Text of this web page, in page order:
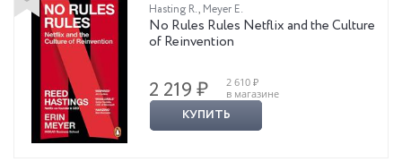
Hasting R., Meyer E.
No Rules Rules Netflix and the Culture
of Reinvention
2 219 ₽
2 610 ₽
в магазине
КУПИТЬ